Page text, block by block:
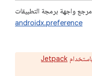
مرجع واجهة برمجة التطبيقات
androidx.preference
Jetpack